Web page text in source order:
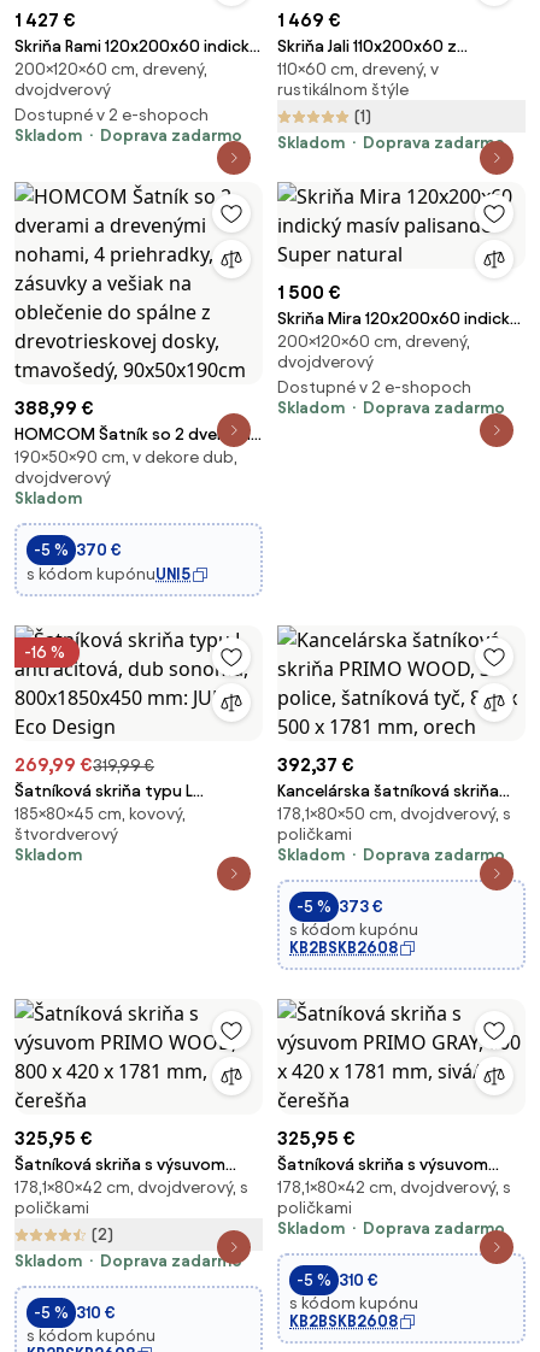
1 427 €
Skriňa Rami 120x200x60 indický
masív palisander Only stain
200×120×60 cm, drevený,
dvojdverový
Dostupné v 2 e-shopoch
Skladom
Doprava zadarmo
1 469 €
Skriňa Jali 110x200x60 z
indického masívu palisander
Svetlomedová
110×60 cm, drevený, v
rustikálnom štýle
(1)
Skladom
Doprava zadarmo
388,99 €
HOMCOM Šatník so 2 dverami
a drevenými nohami, 4
priehradky, 2 zásuvky a vešiak
na oblečenie do spálne z
drevotrieskovej dosky,
tmavošedý, 90x50x190cm
190×50×90 cm, v dekore dub,
dvojdverový
Skladom
-5 % 370 €
s kódom kupónuUNI5
1 500 €
Skriňa Mira 120x200x60 indický
masív palisander Super natural
200×120×60 cm, drevený,
dvojdverový
Dostupné v 2 e-shopoch
Skladom
Doprava zadarmo
-16 %
269,99 €319,99 €
Šatníková skriňa typu L
antracitová, dub sonoma,
800x1850x450 mm: JULIA Eco
Design
185×80×45 cm, kovový,
štvordverový
Skladom
392,37 €
Kancelárska šatníková skriňa
PRIMO WOOD, 3 police,
šatníková tyč, 800 x 500 x 1781
mm, orech
178,1×80×50 cm, dvojdverový, s
poličkami
Skladom
Doprava zadarmo
-5 % 373 €
s kódom kupónu
KB2BSKB2608
325,95 €
Šatníková skriňa s výsuvom
PRIMO WOOD, 800 x 420 x 1781
mm, čerešňa
178,1×80×42 cm, dvojdverový, s
poličkami
(2)
Skladom
Doprava zadarmo
-5 % 310 €
s kódom kupónu
325,95 €
Šatníková skriňa s výsuvom
PRIMO GRAY, 800 x 420 x 1781
mm, sivá/čerešňa
178,1×80×42 cm, dvojdverový, s
poličkami
Skladom
Doprava zadarmo
-5 % 310 €
s kódom kupónu
KB2BSKB2608